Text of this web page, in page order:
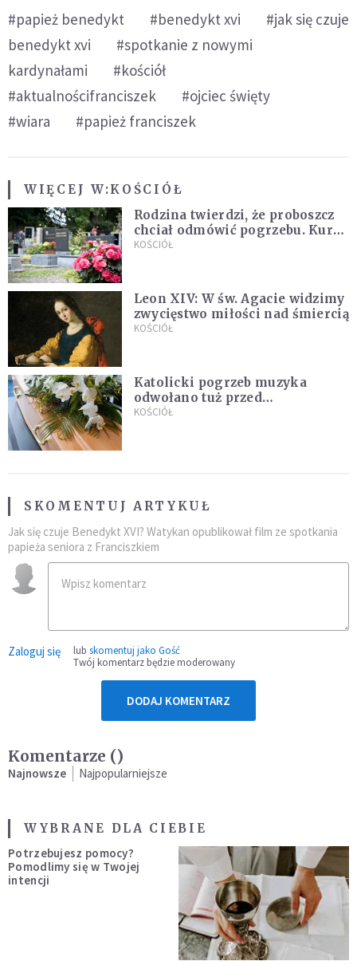
#papież benedykt #benedykt xvi
#jak się czuje
benedykt xvi
#spotkanie z nowymi
kardynałami
#kościół
#aktualnościfranciszek
#ojciec święty
#wiara
#papież franciszek
WIĘCEJ W:KOŚCIÓŁ
Rodzina twierdzi, że proboszcz
chciał odmówić pogrzebu. Kuria
zapowiada wyjaśnienia
KOŚCIÓŁ
Leon XIV: W św. Agacie widzimy
zwycięstwo miłości nad śmiercią
KOŚCIÓŁ
Katolicki pogrzeb muzyka
odwołano tuż przed
uroczystością. Powodem była
KOŚCIÓŁ
SKOMENTUJ ARTYKUŁ
Jak się czuje Benedykt XVI? Watykan opublikował film ze spotkania
papieża seniora z Franciszkiem
Zaloguj się lub skomentuj jako Gość
Twój komentarz będzie moderowany
DODAJ KOMENTARZ
Komentarze ()
Najnowsze Najpopularniejsze
WYBRANE DLA CIEBIE
Potrzebujesz pomocy?
Pomodlimy się w Twojej
intencji